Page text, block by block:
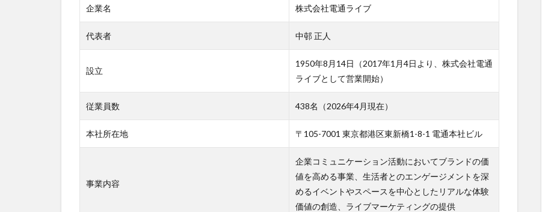
社
通
ブ
中
途
採
用
の
3.1
企業名 株式会社電通ライブ
代表者 中邨 正人
設立
1950年8月14日（2017年1月4日より、株式会社電通
ライブとして営業開始）
従業員数 438名（2026年4月現在）
本社所在地 〒105-7001 東京都港区東新橋1-8-1 電通本社ビル
事業内容
企業コミュニケーション活動においてブランドの価
値を高める事業、生活者とのエンゲージメントを深
めるイベントやスペースを中心としたリアルな体験
価値の創造、ライブマーケティングの提供